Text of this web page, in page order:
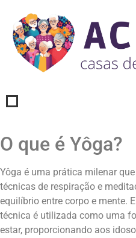
O que é Yôga?
Yôga é uma prática milenar
técnicas de respiração e
equilíbrio entre corpo e mente.
técnica é utilizada como uma
estar, proporcionando aos